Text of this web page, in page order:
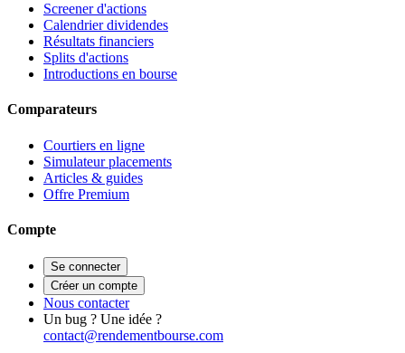
Screener d'actions
Calendrier dividendes
Résultats financiers
Splits d'actions
Introductions en bourse
Comparateurs
Courtiers en ligne
Simulateur placements
Articles & guides
Offre Premium
Compte
Se connecter
Créer un compte
Nous contacter
Un bug ? Une idée ?
contact@rendementbourse.com